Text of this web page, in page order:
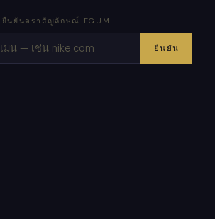
ยืนยันตราสัญลักษณ์ EGUM
ยืนยัน